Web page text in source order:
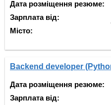
Дата розміщення резюме:
Зарплата від:
Місто:
Backend developer
Дата розміщення резюме:
Зарплата від: